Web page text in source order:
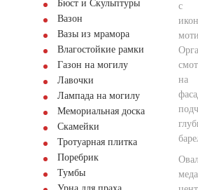
Бюст и Скульптуры
Вазон
Вазы из мрамора
Влагостойкие рамки
Газон на могилу
Лавочки
Лампада на могилу
Мемориальная доска
Скамейки
Тротуарная плитка
Поребрик
Тумбы
с
на